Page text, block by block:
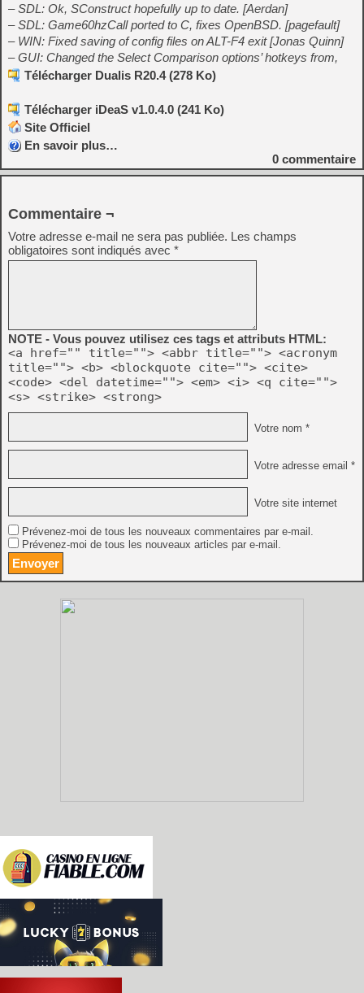
– SDL: Ok, SConstruct hopefully up to date. [Aerdan]
– SDL: Game60hzCall ported to C, fixes OpenBSD. [pagefault]
– WIN: Fixed saving of config files on ALT-F4 exit [Jonas Quinn]
– GUI: Changed the Select Comparison options’ hotkeys from,
Télécharger Dualis R20.4 (278 Ko)
Télécharger iDeaS v1.0.4.0 (241 Ko)
Site Officiel
En savoir plus…
0 commentaire
Commentaire ¬
Votre adresse e-mail ne sera pas publiée. Les champs
obligatoires sont indiqués avec *
NOTE - Vous pouvez utilisez ces tags et attributs HTML:
<a href="" title=""> <abbr title=""> <acronym
title=""> <b> <blockquote cite=""> <cite>
<code> <del datetime=""> <em> <i> <q cite="">
<s> <strike> <strong>
Votre nom *
Votre adresse email *
Votre site internet
Prévenez-moi de tous les nouveaux commentaires par e-mail.
Prévenez-moi de tous les nouveaux articles par e-mail.